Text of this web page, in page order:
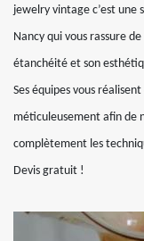
jewelry vintage c’est
Nancy qui vous rassure
étanchéité et son
Ses équipes vous
méticuleusement afin de
complètement les
Devis gratuit !